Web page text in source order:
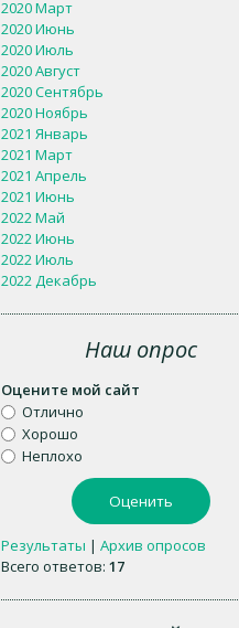
2020 Март
2020 Июнь
2020 Июль
2020 Август
2020 Сентябрь
2020 Ноябрь
2021 Январь
2021 Март
2021 Апрель
2021 Июнь
2022 Май
2022 Июнь
2022 Июль
2022 Декабрь
Наш опрос
Оцените мой сайт
Отлично
Хорошо
Неплохо
Результаты |Архив опросов
Всего ответов:17